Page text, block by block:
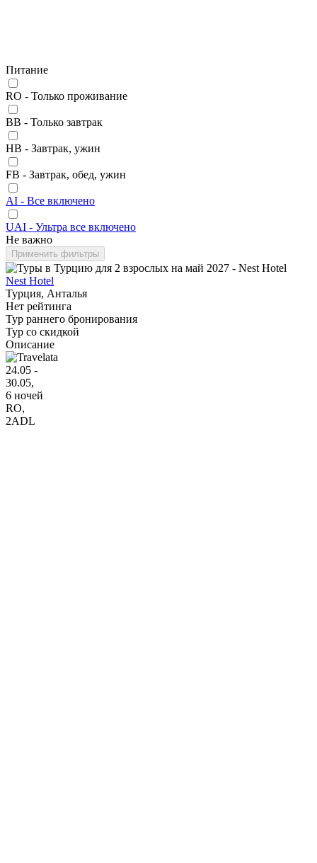
Питание
RO - Только проживание
BB - Только завтрак
HB - Завтрак, ужин
FB - Завтрак, обед, ужин
AI - Все включено
UAI - Ультра все включено
Не важно
Применить фильтры
Nest Hotel
Турция, Анталья
Нет рейтинга
Тур раннего бронирования
Тур со скидкой
Описание
24.05 -
30.05,
6 ночей
RO,
2ADL